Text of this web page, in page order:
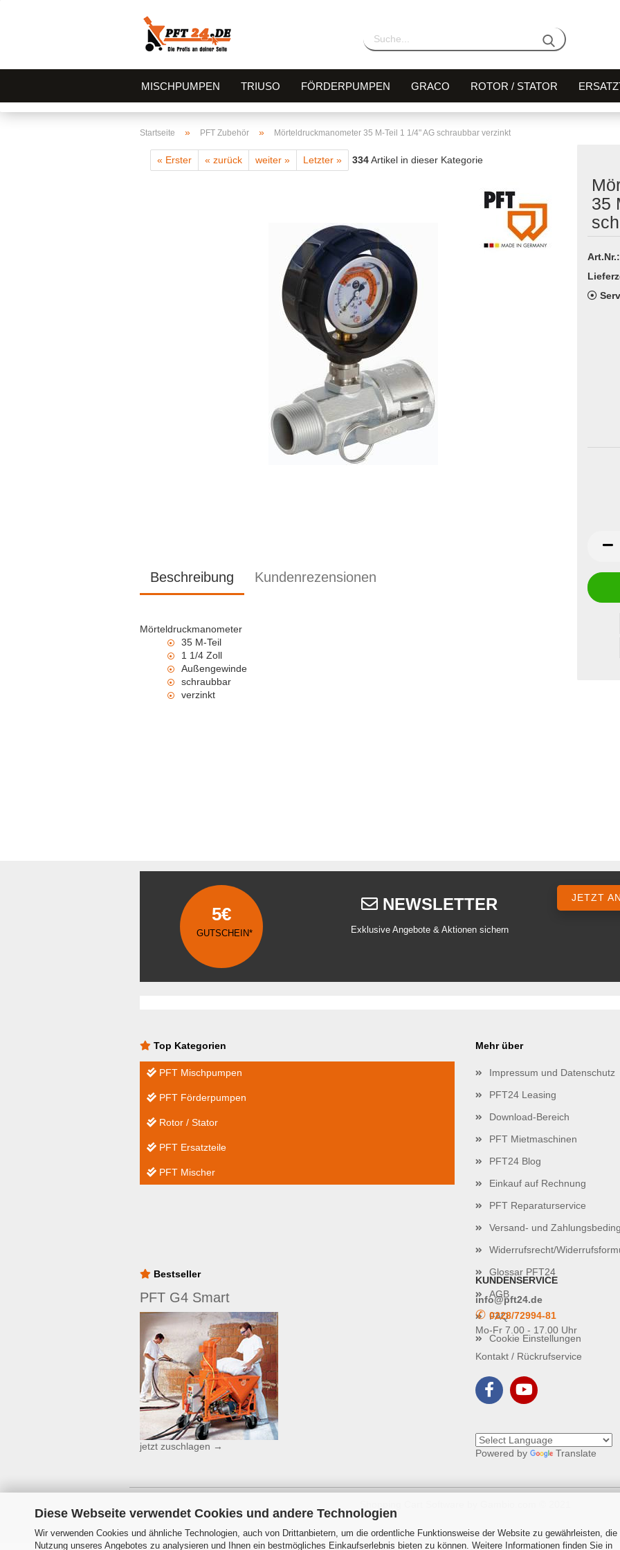
Diese Webseite verwendet Cookies und andere Technologien
Wir verwenden Cookies und ähnliche Technologien, auch von Drittanbietern, um die ordentliche Funktionsweise der Website zu gewährleisten, die
Nutzung unseres Angebotes zu analysieren und Ihnen ein bestmögliches Einkaufserlebnis bieten zu können. Weitere Informationen finden Sie in
MISCHPUMPEN TRIUSO FÖRDERPUMPEN GRACO ROTOR / STATOR
Startseite » PFT Zubehör » Mörteldruckmanometer 35 M-Teil 1 1/4" AG schraubbar verzinkt
« Erster « zurück weiter » Letzter » 334Artikel in dieser Kategorie
35
Art.Nr.:
Beschreibung Kundenrezensionen
Mörteldruckmanometer
35 M-Teil
1 1/4 Zoll
Außengewinde
schraubbar
verzinkt
5€
GUTSCHEIN*
NEWSLETTER
Exklusive Angebote & Aktionen sichern
JETZT
Top Kategorien
PFT Mischpumpen
PFT Förderpumpen
Rotor / Stator
PFT Ersatzteile
PFT Mischer
Mehr über
Impressum und Datenschutz
PFT24 Leasing
Download-Bereich
PFT Mietmaschinen
PFT24 Blog
Einkauf auf Rechnung
PFT Reparaturservice
Versand- und
Widerrufsrecht/
Glossar PFT24
AGB
FAQ
Cookie Einstellungen
Bestseller
PFT G4 Smart
jetzt zuschlagen →
KUNDENSERVICE
info@pft24.de
✆ 0228/72994-81
Mo-Fr 7.00 - 17.00 Uhr
Kontakt / Rückrufservice
Powered by Translate